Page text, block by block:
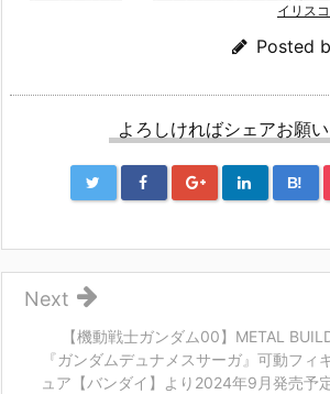
イリス
Posted
よろしければシェアお願
B!
【機動戦士ガンダム00】METAL
『ガンダムデュナメスサーガ』可動フィ
ュア【バンダイ】より2024年9月発売予
Next